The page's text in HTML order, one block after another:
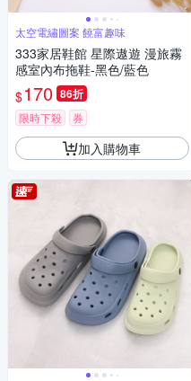
太空電繡圖案 饒富趣味
333家居鞋館 星際遨遊 漫旅霧
感室內布拖鞋-黑色/藍色
$170 86折
限時下殺 券
加入購物車